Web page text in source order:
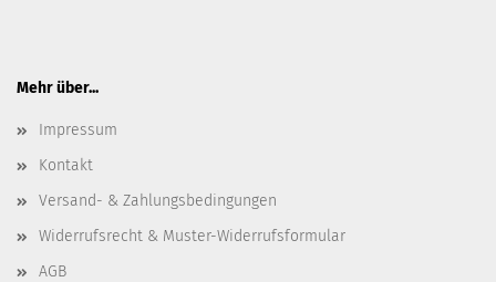
Mehr über...
Impressum
Kontakt
Versand- & Zahlungsbedingungen
Widerrufsrecht & Muster-Widerrufsformular
AGB